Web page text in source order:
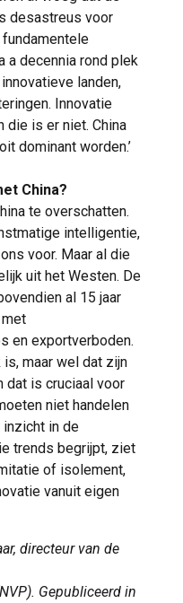
desastreus voor
a decennia rond plek
landen,
Innovatie
die is er niet. China
dominant worden.’
China?
te overschatten.
intelligentie,
voor. Maar al die
uit het Westen. De
al 15 jaar
en exportverboden.
maar wel dat zijn
dat is cruciaal voor
niet handelen
inzicht in de
trends begrijpt, ziet
of isolement,
vanuit eigen
directeur van de
Gepubliceerd in